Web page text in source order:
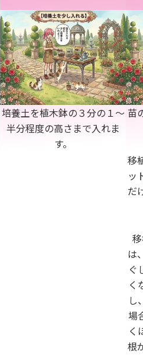
培養土を植木鉢の３分の１～
半分程度の高さまで入れま
す。
苗
移
ッ
だ
は
ぐ
く
し
場
く
根